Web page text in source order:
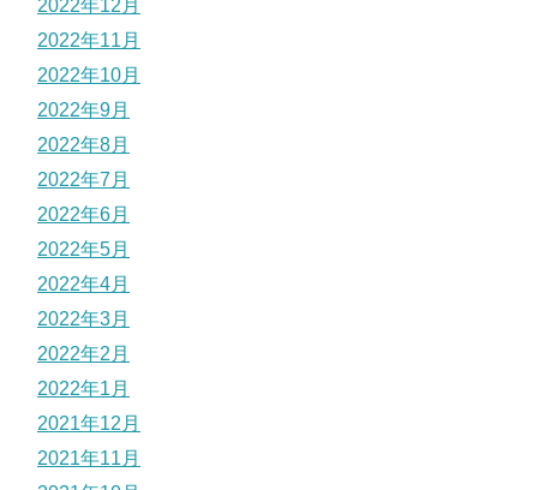
2022年12月
2022年11月
2022年10月
2022年9月
2022年8月
2022年7月
2022年6月
2022年5月
2022年4月
2022年3月
2022年2月
2022年1月
2021年12月
2021年11月